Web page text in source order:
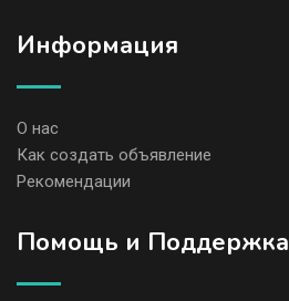
Информация
О нас
Как создать объявление
Рекомендации
Помощь и Поддержка